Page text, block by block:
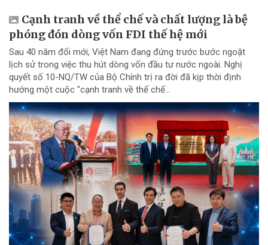
Cạnh tranh về thể chế và chất lượng là bệ
phóng đón dòng vốn FDI thế hệ mới
Sau 40 năm đổi mới, Việt Nam đang đứng trước bước ngoặt
lịch sử trong việc thu hút dòng vốn đầu tư nước ngoài. Nghị
quyết số 10-NQ/TW của Bộ Chính trị ra đời đã kịp thời định
hướng một cuộc "cạnh tranh về thể chế...